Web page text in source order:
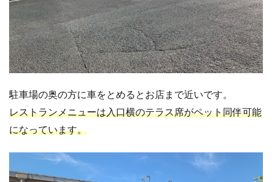
駐車場の奥の方に車をとめるとお店まで近いです。
レストランメニューは入口横のテラス席がペット同伴可能
になっています。